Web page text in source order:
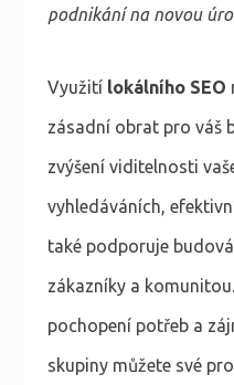
podnikání na novou
Využití lokálního SEO
zásadní obrat pro váš
zvýšení viditelnosti
vyhledáváních,
také podporuje
zákazníky a
pochopení potřeb a
skupiny můžete své